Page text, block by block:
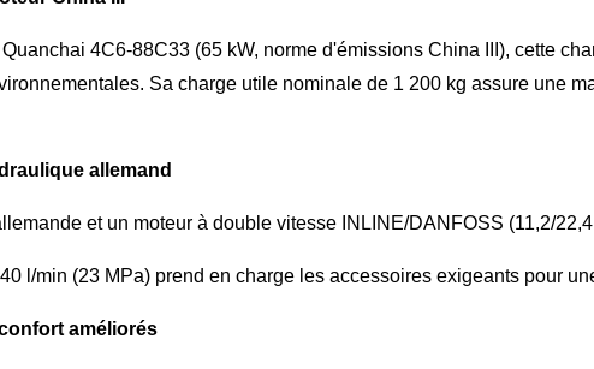
4C6-88C33 (65 kW, norme d'émissions China III), cette
Sa charge utile nominale de 1 200 kg assure une
allemand
et un moteur à double vitesse INLINE/DANFOSS (11,2/
l/min (23 MPa) prend en charge les accessoires exigeants pour
améliorés